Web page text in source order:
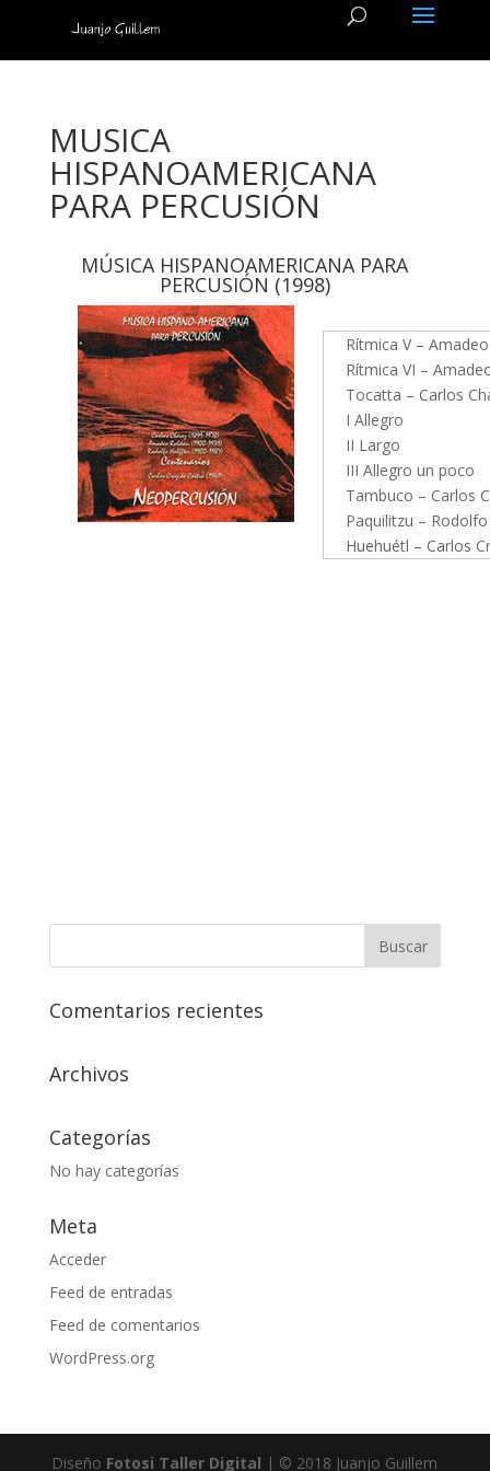
MUSICA
HISPANOAMERICANA
PARA PERCUSIÓN
MÚSICA HISPANOAMERICANA PARA
PERCUSIÓN (1998)
Rítmica V –
Rítmica VI –
Tocatta – Carlos
I Allegro
II Largo
III Allegro un poco
Tambuco – Carlos
Paquilitzu –
Huehuétl – Carlos
Comentarios recientes
Archivos
Categorías
No hay categorías
Meta
Acceder
Feed de entradas
Feed de comentarios
WordPress.org
Diseño Fotosi Taller Digital | © 2018 Juanjo Guillem